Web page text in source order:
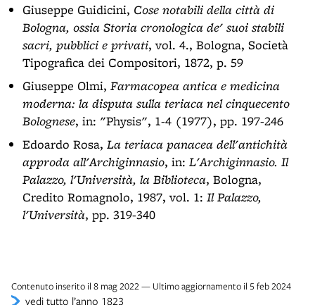
Giuseppe Guidicini, Cose notabili della città di
Bologna, ossia Storia cronologica de' suoi stabili
sacri, pubblici e privati, vol. 4., Bologna, Società
Tipografica dei Compositori, 1872, p. 59
Giuseppe Olmi, Farmacopea antica e medicina
moderna: la disputa sulla teriaca nel cinquecento
Bolognese, in: "Physis", 1-4 (1977), pp. 197-246
Edoardo Rosa, La teriaca panacea dell'antichità
approda all'Archiginnasio, in: L'Archiginnasio. Il
Palazzo, l'Università, la Biblioteca, Bologna,
Credito Romagnolo, 1987, vol. 1: Il Palazzo,
l'Università, pp. 319-340
Contenuto inserito il 8 mag 2022 — Ultimo aggiornamento il 5 feb 2024
vedi tutto l’anno 1823